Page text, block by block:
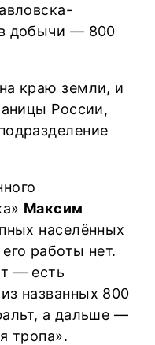
добычи ― 800
краю земли, и
России,
Максим
населённых
работы нет.
― есть
названных 800
а дальше ―
тропа».